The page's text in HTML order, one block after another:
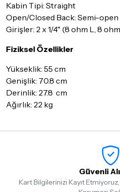
Kabin Tipi: Straight
Open/Closed Back: Semi-open
Girişler: 2 x 1/4" (8 ohm L, 8
Fiziksel Özellikler
Yükseklik: 55 cm
Genişlik: 70.8 cm
Derinlik: 27.8 cm
Ağırlık: 22 kg
Güvenli
Kart Bilgilerinizi Kayıt